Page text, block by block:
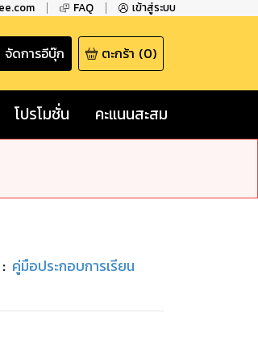
FAQ เข้าสู่ระบบ
จัดการอีบุ๊ก ตะกร้า (0)
โปรโมชั่น คะแนนสะสม
: คู่มือประกอบการเรียน